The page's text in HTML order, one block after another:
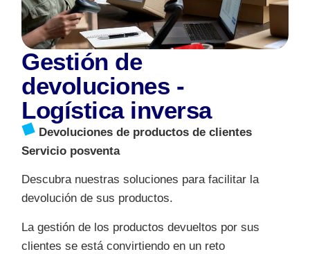
Gestión de
devoluciones -
Logística inversa
Devoluciones de productos de clientes
Servicio posventa
Descubra nuestras soluciones para facilitar la
devolución de sus productos.
La gestión de los productos devueltos por sus
clientes se está convirtiendo en un reto